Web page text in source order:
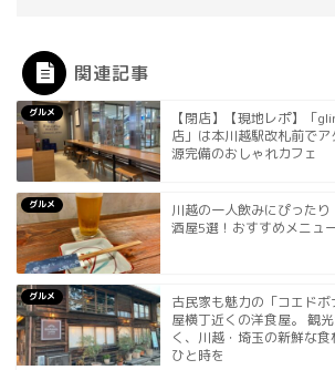
関連記事
グルメ
【閉店】【現地レポ】「
店」は本川越駅改札前で
源完備のおしゃれカフェ
グルメ
川越の一人飲みにぴった
酒屋5選！おすすめメニュ
グルメ
古民家も魅力の「コエド
屋横丁近くの洋食屋。 観
く、川越・埼玉の新鮮な
ひと時を